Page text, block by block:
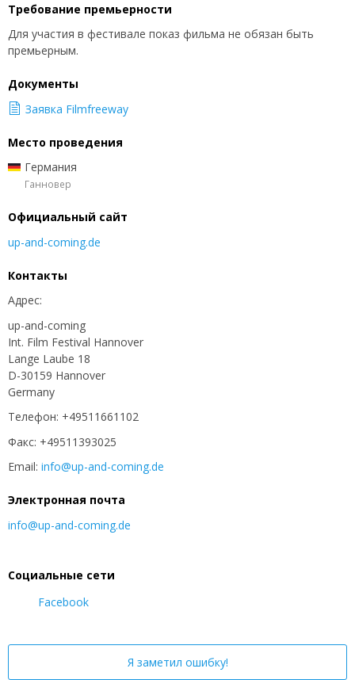
Требование премьерности
Для участия в фестивале показ фильма не обязан быть
премьерным.
Документы
Заявка Filmfreeway
Место проведения
Германия
Ганновер
Официальный сайт
up-and-coming.de
Контакты
Адрес:
up-and-coming
Int. Film Festival Hannover
Lange Laube 18
D-30159 Hannover
Germany
Телефон: +49511661102
Факс: +49511393025
Email: info@up-and-coming.de
Электронная почта
info@up-and-coming.de
Социальные сети
Facebook
Я заметил ошибку!